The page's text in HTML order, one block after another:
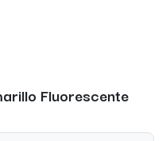
Fluorescente